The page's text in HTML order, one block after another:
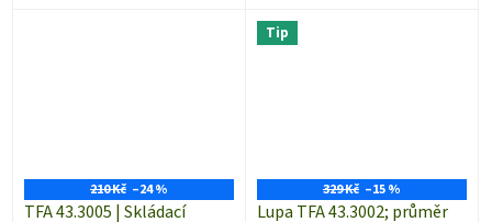
210 Kč –24 %
TFA 43.3005 | Skládací
Tip
329 Kč –15 %
Lupa TFA 43.3002; průměr